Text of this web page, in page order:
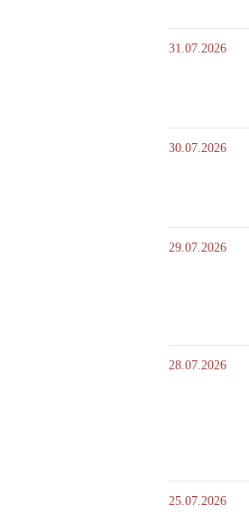
31.07.2026
30.07.2026
29.07.2026
28.07.2026
25.07.2026